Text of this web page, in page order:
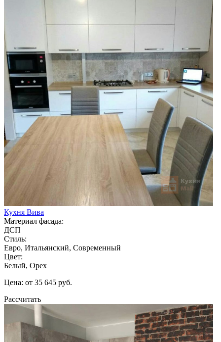
Кухня Вива
Материал фасада:
ДСП
Стиль:
Евро, Итальянский, Современный
Цвет:
Белый, Орех
Цена: от 35 645 руб.
Рассчитать